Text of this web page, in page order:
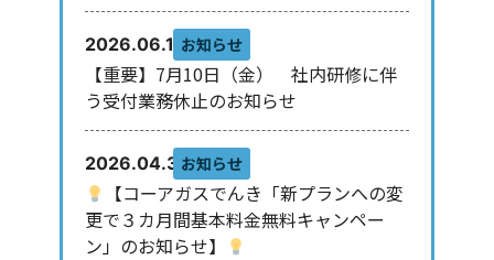
2026.06.10お知らせ
【重要】7月10日（金） 社内研修に伴
う受付業務休止のお知らせ
2026.04.30お知らせ
【コーアガスでんき「新プランへの変
更で３カ月間基本料金無料キャンペー
ン」のお知らせ】